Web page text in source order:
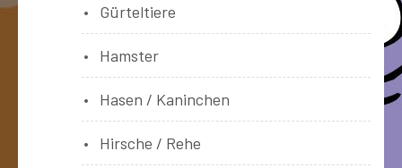
Gürteltiere
Hamster
Hasen / Kaninchen
Hirsche / Rehe